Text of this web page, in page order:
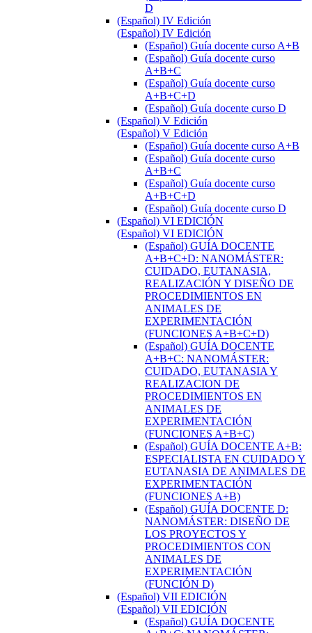
D
(Español) IV Edición
(Español) IV Edición
(Español) Guía docente curso A+B
(Español) Guía docente curso
A+B+C
(Español) Guía docente curso
A+B+C+D
(Español) Guía docente curso D
(Español) V Edición
(Español) V Edición
(Español) Guía docente curso A+B
(Español) Guía docente curso
A+B+C
(Español) Guía docente curso
A+B+C+D
(Español) Guía docente curso D
(Español) VI EDICIÓN
(Español) VI EDICIÓN
(Español) GUÍA DOCENTE
A+B+C+D: NANOMÁSTER:
CUIDADO, EUTANASIA,
REALIZACIÓN Y DISEÑO DE
PROCEDIMIENTOS EN
ANIMALES DE
EXPERIMENTACIÓN
(FUNCIONES A+B+C+D)
(Español) GUÍA DOCENTE
A+B+C: NANOMÁSTER:
CUIDADO, EUTANASIA Y
REALIZACION DE
PROCEDIMIENTOS EN
ANIMALES DE
EXPERIMENTACIÓN
(FUNCIONES A+B+C)
(Español) GUÍA DOCENTE A+B:
ESPECIALISTA EN CUIDADO Y
EUTANASIA DE ANIMALES DE
EXPERIMENTACIÓN
(FUNCIONES A+B)
(Español) GUÍA DOCENTE D:
NANOMÁSTER: DISEÑO DE
LOS PROYECTOS Y
PROCEDIMIENTOS CON
ANIMALES DE
EXPERIMENTACIÓN
(FUNCIÓN D)
(Español) VII EDICIÓN
(Español) VII EDICIÓN
(Español) GUÍA DOCENTE